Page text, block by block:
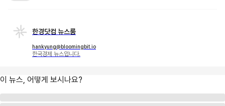
한경닷컴 뉴스룸
hankyung@bloomingbit.io
한국경제 뉴스입니다.
이 뉴스, 어떻게 보시나요?